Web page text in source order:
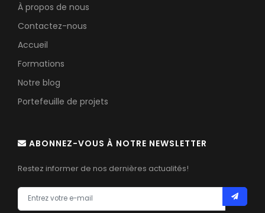
À propos de nous
Contactez-nous
Accueil
Formations
Notre blog
Portefeuille de projets
ABONNEZ-VOUS À NOTRE NEWSLETTER
Restez informer de nos dernières actualités!